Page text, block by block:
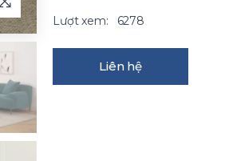
Lượt xem: 6278
Liên hệ